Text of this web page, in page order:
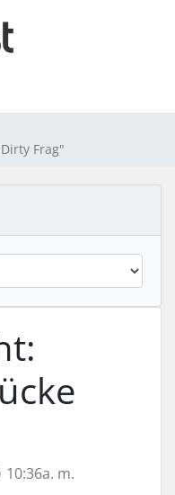
Frag"
10:36a. m.